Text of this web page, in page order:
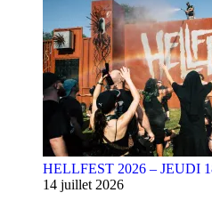
HELLFEST 2026 – JEUDI
14 juillet 2026